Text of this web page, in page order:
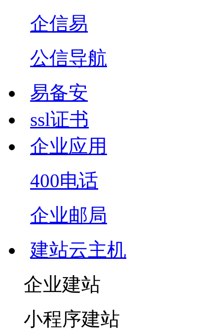
企信易
公信导航
易备安
ssl证书
企业应用
400电话
企业邮局
建站云主机
企业建站
小程序建站